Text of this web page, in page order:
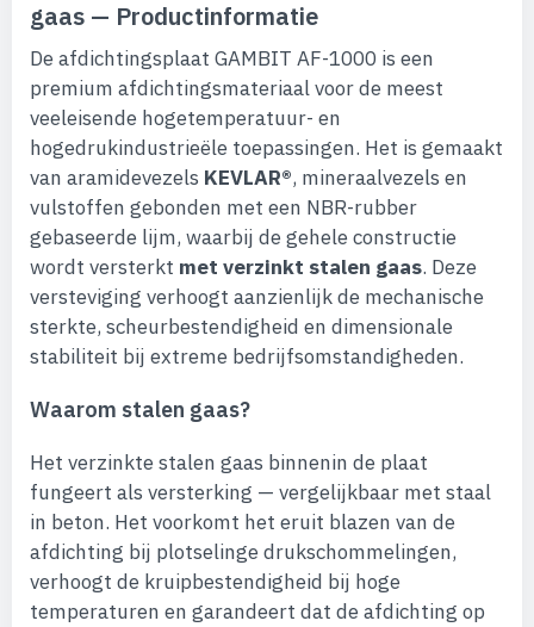
gaas — Productinformatie
De afdichtingsplaat GAMBIT AF-1000 is een
premium afdichtingsmateriaal voor de meest
veeleisende hogetemperatuur- en
hogedrukindustrieële toepassingen. Het is gemaakt
van aramidevezels KEVLAR®, mineraalvezels en
vulstoffen gebonden met een NBR-rubber
gebaseerde lijm, waarbij de gehele constructie
wordt versterkt met verzinkt stalen gaas. Deze
versteviging verhoogt aanzienlijk de mechanische
sterkte, scheurbestendigheid en dimensionale
stabiliteit bij extreme bedrijfsomstandigheden.
Waarom stalen gaas?
Het verzinkte stalen gaas binnenin de plaat
fungeert als versterking — vergelijkbaar met staal
in beton. Het voorkomt het eruit blazen van de
afdichting bij plotselinge drukschommelingen,
verhoogt de kruipbestendigheid bij hoge
temperaturen en garandeert dat de afdichting op